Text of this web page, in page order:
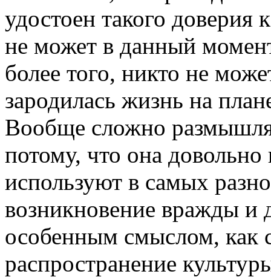
удостоен такого доверия
не может в данный
более того, никто не
зародилась жизнь на
Вообще сложно
потому, что она
используют в самых
возникновение вражды и
особенным смыслом, как
распространение